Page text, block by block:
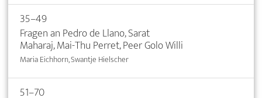
35–49
Fragen an Pedro de Llano, Sarat
Maharaj, Mai-Thu Perret, Peer Golo Willi
Maria Eichhorn, Swantje Hielscher
51–70